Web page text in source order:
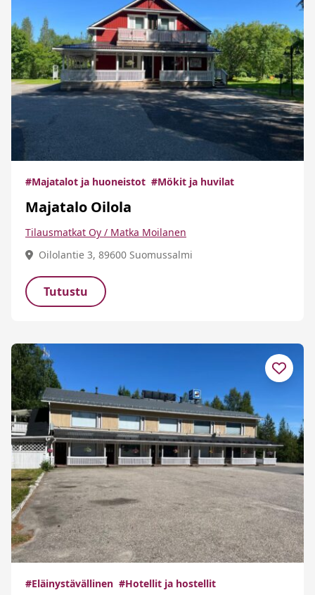
#Majatalot ja huoneistot #Mökit ja huvilat
Majatalo Oilola
Tilausmatkat Oy / Matka Moilanen
Oilolantie 3, 89600 Suomussalmi
Tutustu
#Eläinystävällinen #Hotellit ja hostellit